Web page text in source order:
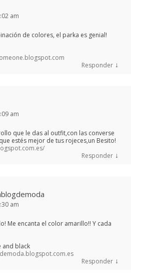
am
de colores, el parka es genial!
Responder ↓
am
que le das al outfit,con las converse
estés mejor de tus rojeces,un Besito!
Responder ↓
am
Me encanta el color amarillo!! Y cada
and black
Responder ↓